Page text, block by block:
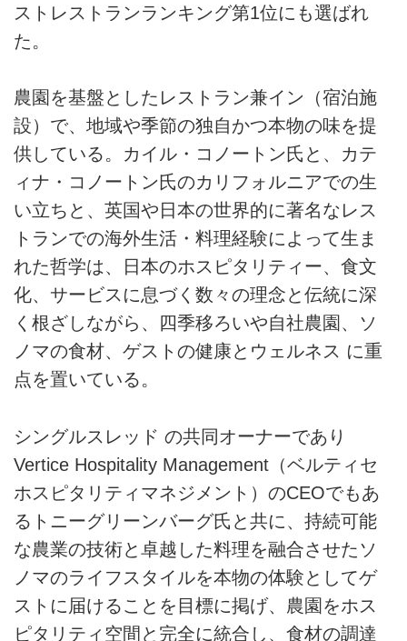
ストレストランランキング第1位にも選ばれ
た。
農園を基盤としたレストラン兼イン（宿泊施
設）で、地域や季節の独自かつ本物の味を提
供している。カイル・コノートン氏と、カテ
ィナ・コノートン氏のカリフォルニアでの生
い立ちと、英国や日本の世界的に著名なレス
トランでの海外生活・料理経験によって生ま
れた哲学は、日本のホスピタリティー、食文
化、サービスに息づく数々の理念と伝統に深
く根ざしながら、四季移ろいや自社農園、ソ
ノマの食材、ゲストの健康とウェルネス に重
点を置いている。
シングルスレッド の共同オーナーであり
Vertice Hospitality Management（ベルティセ
ホスピタリティマネジメント）のCEOでもあ
るトニーグリーンバーグ氏と共に、持続可能
な農業の技術と卓越した料理を融合させたソ
ノマのライフスタイルを本物の体験としてゲ
ストに届けることを目標に掲げ、農園をホス
ピタリティ空間と完全に統合し、食材の調達